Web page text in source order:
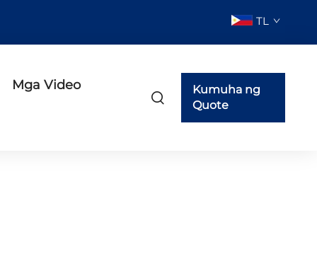
TL
Mga Video
Kumuha ng
Quote